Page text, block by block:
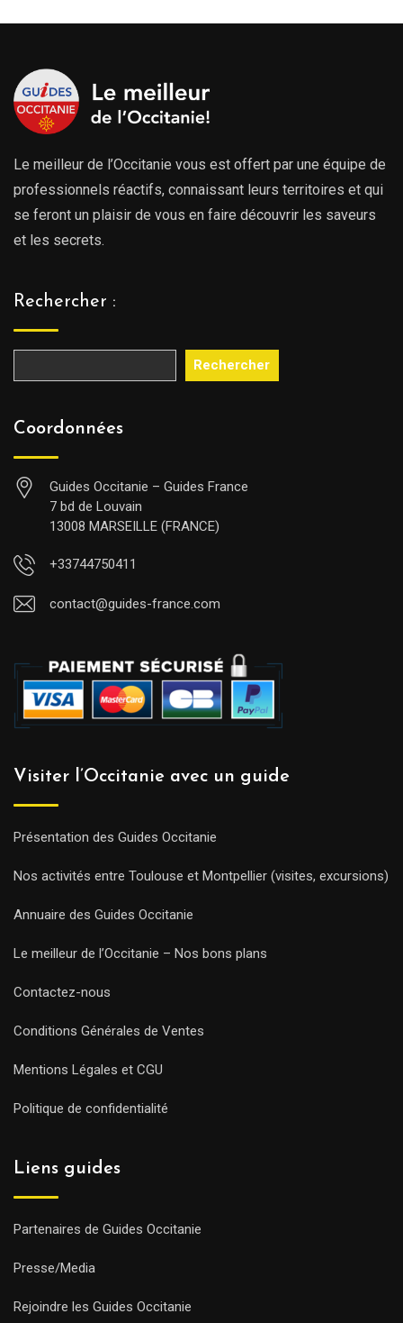
Le meilleur de l’Occitanie vous est offert par une équipe de
professionnels réactifs, connaissant leurs territoires et qui
se feront un plaisir de vous en faire découvrir les saveurs
et les secrets.
Rechercher :
Rechercher
Coordonnées
Guides Occitanie – Guides France
7 bd de Louvain
13008 MARSEILLE (FRANCE)
+33744750411
contact@guides-france.com
Visiter l’Occitanie avec un guide
Présentation des Guides Occitanie
Nos activités entre Toulouse et Montpellier (visites, excursions)
Annuaire des Guides Occitanie
Le meilleur de l’Occitanie – Nos bons plans
Contactez-nous
Conditions Générales de Ventes
Mentions Légales et CGU
Politique de confidentialité
Liens guides
Partenaires de Guides Occitanie
Presse/Media
Rejoindre les Guides Occitanie